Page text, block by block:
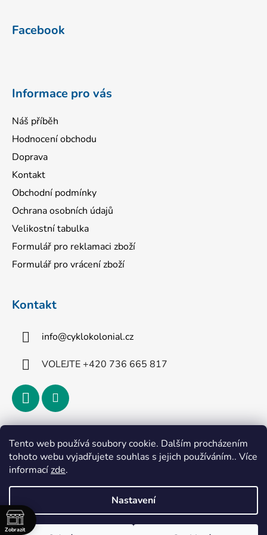
Tento web používá soubory cookie. Dalším procházením
tohoto webu vyjadřujete souhlas s jejich používáním.. Více
informacízde.
Nastavení
Facebook
Informace pro vás
Náš příběh
Hodnocení obchodu
Doprava
Kontakt
Obchodní podmínky
Ochrana osobních údajů
Velikostní tabulka
Formulář pro reklamaci zboží
Formulář pro vrácení zboží
Kontakt
info@cyklokolonial.cz
VOLEJTE +420 736 665 817
Přijímáme online platby
Vytvořil Shoptet
Zobrazit